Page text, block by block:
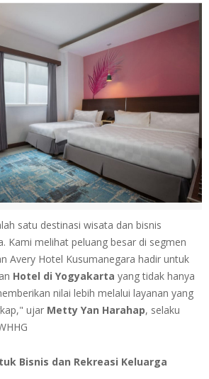
satu destinasi wisata dan bisnis
Kami melihat peluang besar di segmen
Avery Hotel Kusumanegara hadir untuk
Hotel di Yogyakarta yang tidak hanya
nilai lebih melalui layanan yang
ujar Metty Yan Harahap, selaku
Bisnis dan Rekreasi Keluarga